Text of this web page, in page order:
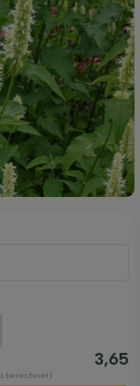
3,65
berechnet)